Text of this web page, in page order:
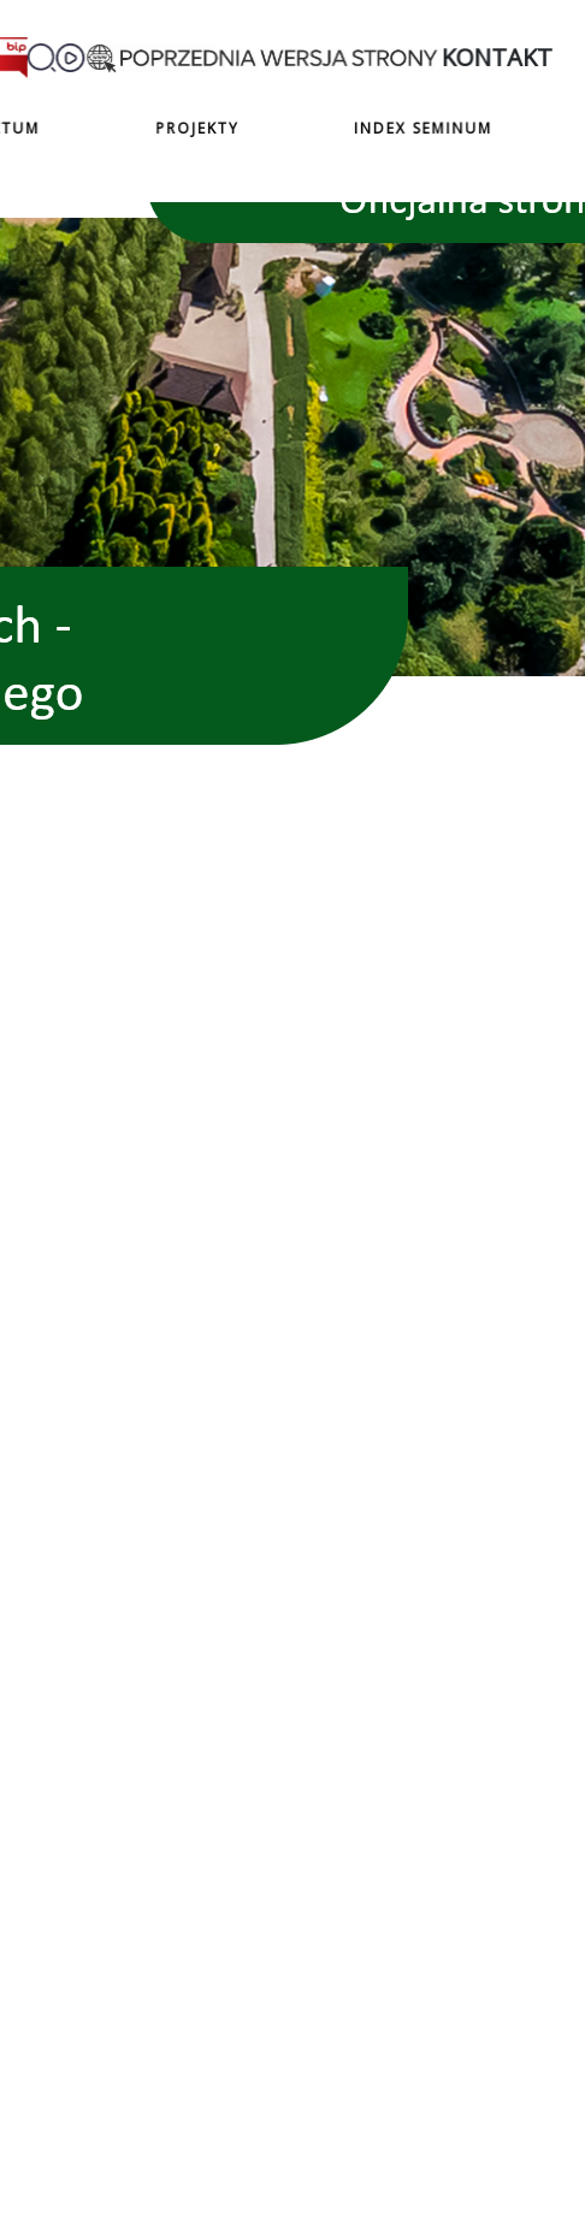
KONTAKT
PROJEKTY INDEX SEMINUM